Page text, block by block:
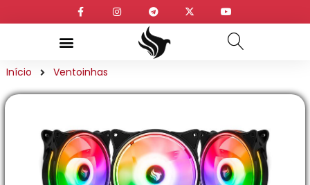
Início Ventoinhas